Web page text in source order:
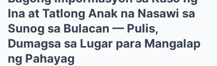
Ina at Tatlong Anak na Nasawi sa
Sunog sa Bulacan — Pulis,
Dumagsa sa Lugar para Mangalap
ng Pahayag